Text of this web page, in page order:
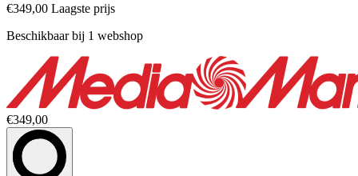
€349,00 Laagste prijs
Beschikbaar bij 1 webshop
€349,00